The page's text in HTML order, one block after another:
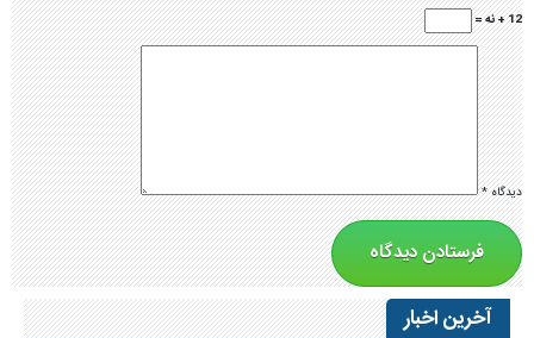
12 + نه =
دیدگاه*
آخرین اخبار